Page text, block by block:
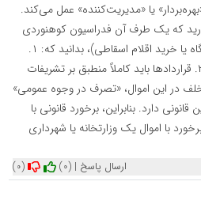
یا «مدیریت‌کننده» عمل می‌کند.
که یک طرف آن فدراسیون کوهنوردی
است (مثلاً اجاره یک بوفه در پناهگاه یا خرید اقلام اسقاطی)، بدانید که: ۱.
این اموال دولتی/عمومی هستند. ۲. قراردادها باید کاملاً منطبق بر تشریفات
باشد. ۳. هرگونه تخلف در این اموال، «تصرف در وجوه عمومی»
دارد. بنابراین، برخورد قانونی با
با اموال یک وزارتخانه یا شهرداری
(0)
(0) ارسال پاسخ |